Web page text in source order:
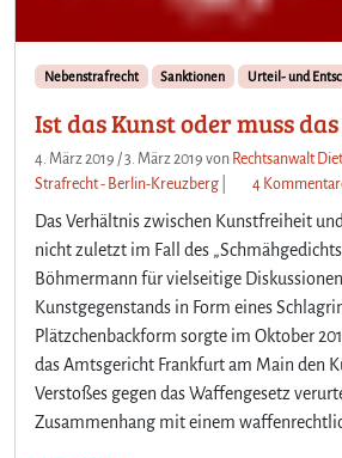
Nebenstrafrecht Sanktionen Urteil- und
Ist das Kunst oder muss
4. März 2019 /3. März 2019 von Rechtsanwalt
Strafrecht - Berlin-Kreuzberg
4
Das Verhältnis zwischen Kunstfreiheit
nicht zuletzt im Fall des
Böhmermann für vielseitige
Kunstgegenstands in Form eines
Plätzchenbackform sorgte im Oktober
das Amtsgericht Frankfurt am Main den
Verstoßes gegen das Waffengesetz
Zusammenhang mit einem